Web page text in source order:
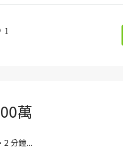
1
萬
分鐘...